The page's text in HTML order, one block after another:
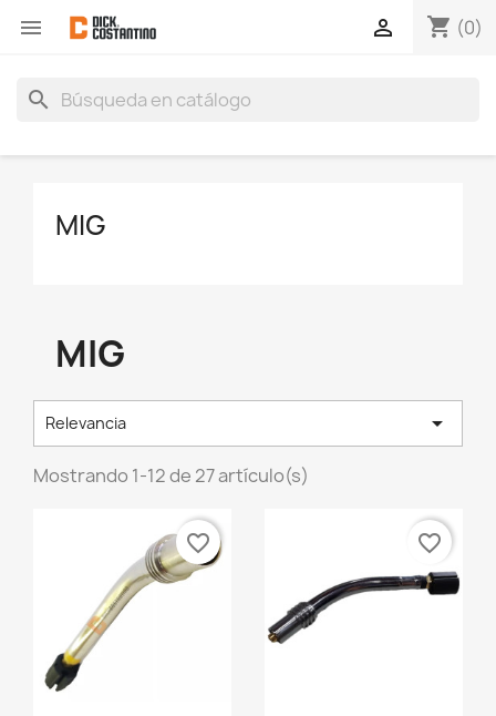
 shopping_cart (0)

search
MIG
MIG
Relevancia 
Mostrando 1-12 de 27 artículo(s)
favorite_border favorite_border